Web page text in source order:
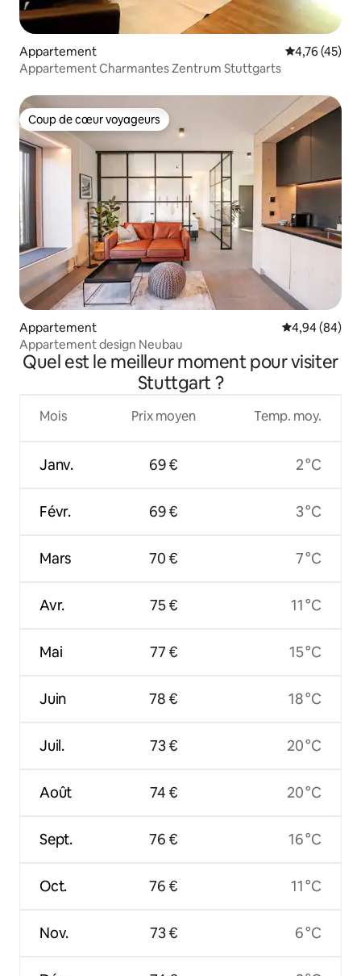
Appartement Évaluation
4,76 (45)
Appartement Charmantes Zentrum Stuttgarts
Coup de cœur voyageurs
Coup de cœur voyageurs
Appartement Évaluation
4,94 (84)
Appartement design Neubau
Quel est le meilleur moment pour visiter
Stuttgart ?
Mois
Janv.
Févr.
Mars
Avr.
Mai
Juin
Juil.
Août
Sept.
Oct.
Nov.
Prix moyen
69 €
69 €
70 €
75 €
77 €
78 €
73 €
74 €
76 €
76 €
73 €
Temp. moy.
2 °C
3 °C
7 °C
11 °C
15 °C
18 °C
20 °C
20 °C
16 °C
11 °C
6 °C